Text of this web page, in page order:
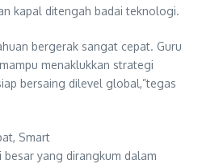
kapal ditengah badai teknologi.
bergerak sangat cepat. Guru
menaklukkan strategi
bersaing dilevel global,”tegas
Smart
yang dirangkum dalam